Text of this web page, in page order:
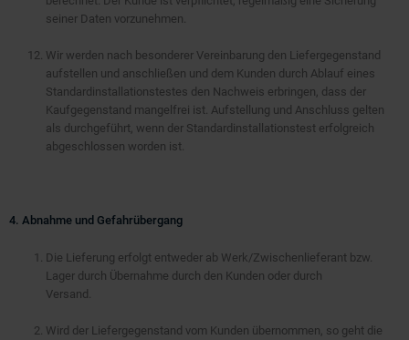
seiner Daten vorzunehmen.
Wir werden nach besonderer Vereinbarung den Liefergegenstand
aufstellen und anschließen und dem Kunden durch Ablauf eines
Standardinstallationstestes den Nachweis erbringen, dass der
Kaufgegenstand mangelfrei ist. Aufstellung und Anschluss gelten
als durchgeführt, wenn der Standardinstallationstest erfolgreich
abgeschlossen worden ist.
4. Abnahme und Gefahrübergang
Die Lieferung erfolgt entweder ab Werk/Zwischenlieferant bzw.
Lager durch Übernahme durch den Kunden oder durch
Versand.
Wird der Liefergegenstand vom Kunden übernommen, so geht die